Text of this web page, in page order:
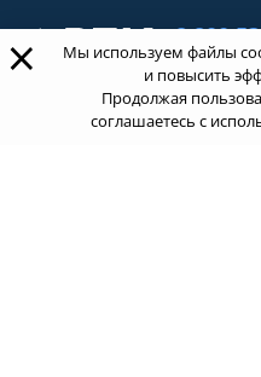
8 800
звонок по
Обращаясь к
×
Мы используем файлы
и повысить
Продолжая
соглашаетесь с